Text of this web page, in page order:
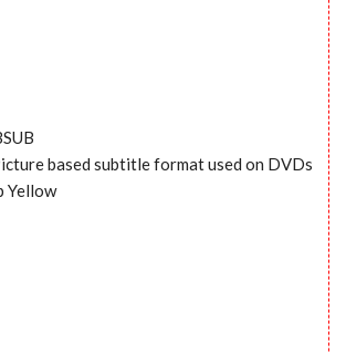
based subtitle format used on DVDs
Yellow